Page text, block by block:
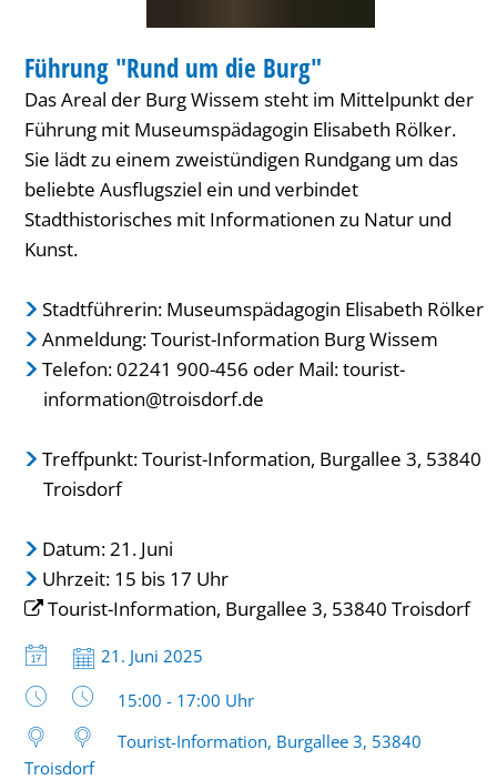
KATEGORIE: WANDERUNG
Führung "Rund um die Burg"
Das Areal der Burg Wissem steht im Mittelpunkt der
Führung mit Museumspädagogin Elisabeth Rölker.
Sie lädt zu einem zweistündigen Rundgang um das
beliebte Ausflugsziel ein und verbindet
Stadthistorisches mit Informationen zu Natur und
Kunst.
Stadtführerin: Museumspädagogin Elisabeth Rölker
Anmeldung: Tourist-Information Burg Wissem
Telefon: 02241 900-456 oder Mail:tourist-
information@troisdorf.de
Treffpunkt: Tourist-Information, Burgallee 3, 53840
Troisdorf
Datum: 21. Juni
Uhrzeit: 15 bis 17 Uhr
Tourist-Information, Burgallee 3, 53840 Troisdorf
Datum:
21. Juni 2025
Uhrzeit:
15:00 - 17:00 Uhr
Tourist-Information, Burgallee 3, 53840
Troisdorf